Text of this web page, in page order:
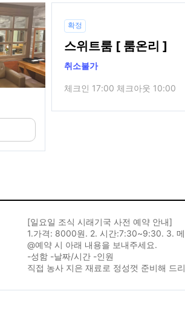
확정
스위트룸 [ 룸온리 ]
취소불가
체크인 17:00 체크아웃 10:00
[일요일 조식 시래기국 사전 예약 안내]
1.가격: 8000원. 2. 시간:7:30~9:30. 3.
@예약 시 아래 내용을 보내주세요.
-성함 -날짜/시간 -인원
직접 농사 지은 재료로 정성껏 준비해 드